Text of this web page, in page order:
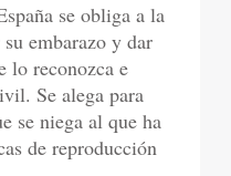
se obliga a la
embarazo y dar
lo reconozca e
Se alega para
se niega al que ha
de reproducción